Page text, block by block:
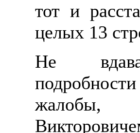
тот и
целых 13
Не